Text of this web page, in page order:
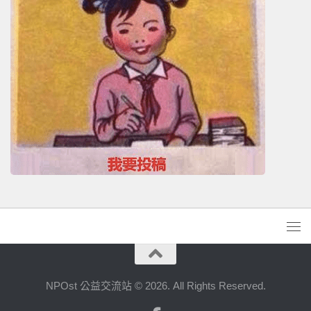
NPOst 公益交流站 © 2026. All Rights Reserved.